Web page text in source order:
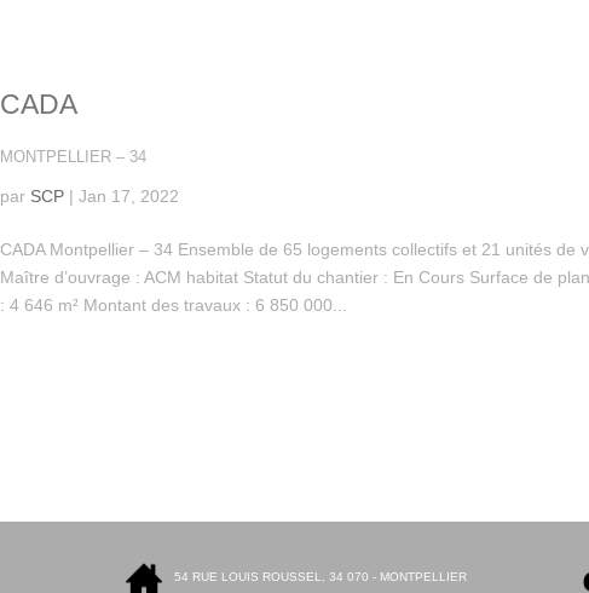
CADA
MONTPELLIER – 34
par SCP |Jan 17, 2022
CADA Montpellier – 34 Ensemble de 65 logements collectifs et 21 unités de
Maître d’ouvrage : ACM habitat Statut du chantier : En Cours Surface de
: 4 646 m² Montant des travaux : 6 850 000...
54 RUE LOUIS ROUSSEL, 34 070 - MONTPELLIER